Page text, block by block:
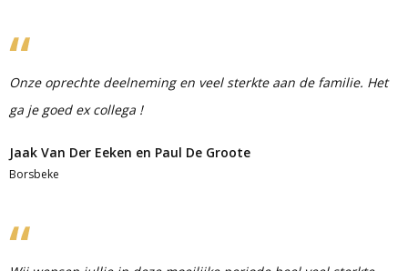
Onze oprechte deelneming en veel sterkte aan de familie. Het
ga je goed ex collega !
Jaak Van Der Eeken en Paul De Groote
Borsbeke